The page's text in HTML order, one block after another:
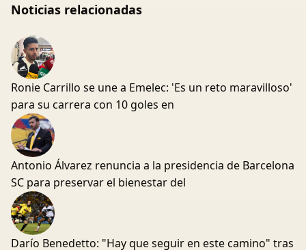
Noticias relacionadas
Ronie Carrillo se une a Emelec: 'Es un reto maravilloso'
para su carrera con 10 goles en
Antonio Álvarez renuncia a la presidencia de Barcelona
SC para preservar el bienestar del
Darío Benedetto: "Hay que seguir en este camino" tras